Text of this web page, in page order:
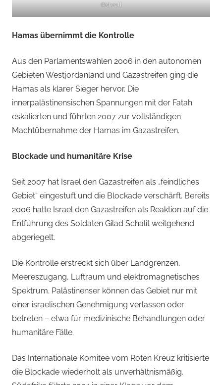
©d.voll
Hamas übernimmt die Kontrolle
Aus den Parlamentswahlen 2006 in den autonomen
Gebieten Westjordanland und Gazastreifen ging die
Hamas als klarer Sieger hervor. Die
innerpalästinensischen Spannungen mit der Fatah
eskalierten und führten 2007 zur vollständigen
Machtübernahme der Hamas im Gazastreifen.
Blockade und humanitäre Krise
Seit 2007 hat Israel den Gazastreifen als „feindliches
Gebiet“ eingestuft und die Blockade verschärft. Bereits
2006 hatte Israel den Gazastreifen als Reaktion auf die
Entführung des Soldaten Gilad Schalit weitgehend
abgeriegelt.
Die Kontrolle erstreckt sich über Landgrenzen,
Meereszugang, Luftraum und elektromagnetisches
Spektrum. Palästinenser können das Gebiet nur mit
einer israelischen Genehmigung verlassen oder
betreten – etwa für medizinische Behandlungen oder
humanitäre Fälle.
Das Internationale Komitee vom Roten Kreuz kritisierte
die Blockade wiederholt als unverhältnismäßig.